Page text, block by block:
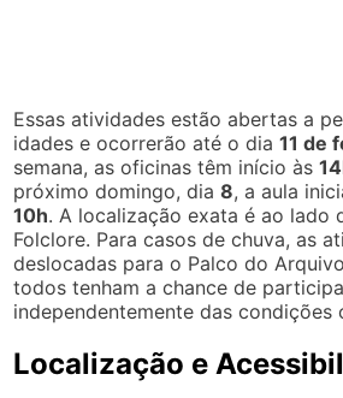
Essas atividades estão abertas a
idades e ocorrerão até o dia11 de
semana, as oficinas têm início às
próximo domingo, dia8, a aula
10h. A localização exata é ao lado
Folclore. Para casos de chuva, as
deslocadas para o Palco do
todos tenham a chance de
independentemente das condições
Localização e